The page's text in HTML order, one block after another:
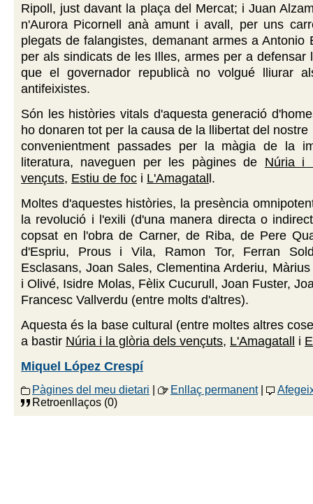
Ripoll, just davant la plaça del Mercat; i Juan
n'Aurora Picornell anà amunt i avall, per uns
plegats de falangistes, demanant armes a Antonio
per als sindicats de les Illes, armes per a defensar
que el governador republicà no volgué lliurar
antifeixistes.
Són les històries vitals d'aquesta generació
ho donaren tot per la causa de la llibertat del nostre
convenientment passades per la màgia de la
literatura, naveguen per les pàgines de Núria i
vençuts, Estiu de foc i L'Amagatall.
Moltes d'aquestes històries, la presència
la revolució i l'exili (d'una manera directa o
copsat en l'obra de Carner, de Riba, de Pere
d'Espriu, Prous i Vila, Ramon Tor, Ferran
Esclasans, Joan Sales, Clementina Arderiu,
i Olivé, Isidre Molas, Fèlix Cucurull, Joan Fuster,
Francesc Vallverdu (entre molts d'altres).
Aquesta és la base cultural (entre moltes altres
a bastir Núria i la glòria dels vençuts, L'Amagatall i
Miquel López Crespí
Pàgines del meu dietari Enllaç permanent|
Retroenllaços (0)